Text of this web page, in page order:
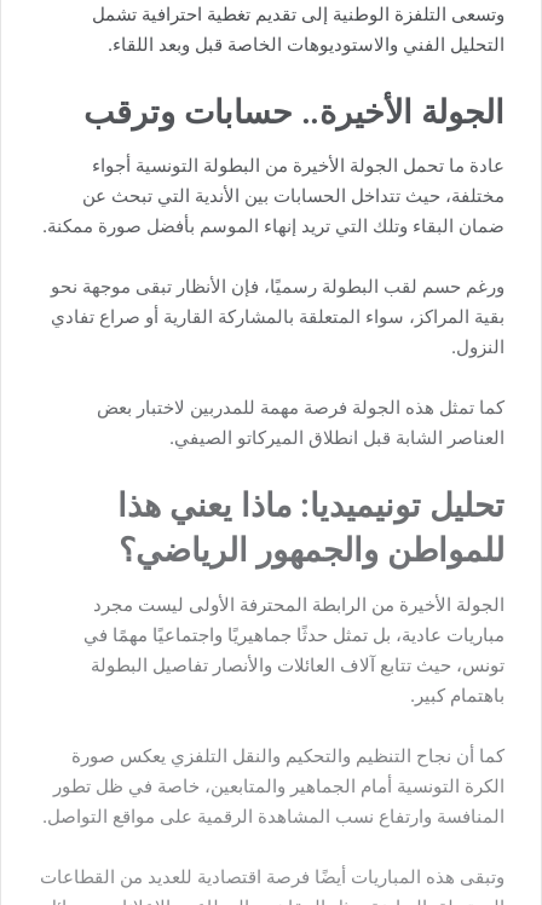
وتسعى التلفزة الوطنية إلى تقديم تغطية احترافية تشمل
التحليل الفني والاستوديوهات الخاصة قبل وبعد اللقاء.
الجولة الأخيرة.. حسابات وترقب
عادة ما تحمل الجولة الأخيرة من البطولة التونسية أجواء
مختلفة، حيث تتداخل الحسابات بين الأندية التي تبحث عن
ضمان البقاء وتلك التي تريد إنهاء الموسم بأفضل صورة ممكنة.
ورغم حسم لقب البطولة رسميًا، فإن الأنظار تبقى موجهة نحو
بقية المراكز، سواء المتعلقة بالمشاركة القارية أو صراع تفادي
النزول.
كما تمثل هذه الجولة فرصة مهمة للمدربين لاختبار بعض
العناصر الشابة قبل انطلاق الميركاتو الصيفي.
تحليل تونيميديا: ماذا يعني هذا
للمواطن والجمهور الرياضي؟
الجولة الأخيرة من الرابطة المحترفة الأولى ليست مجرد
مباريات عادية، بل تمثل حدثًا جماهيريًا واجتماعيًا مهمًا في
تونس، حيث تتابع آلاف العائلات والأنصار تفاصيل البطولة
باهتمام كبير.
كما أن نجاح التنظيم والتحكيم والنقل التلفزي يعكس صورة
الكرة التونسية أمام الجماهير والمتابعين، خاصة في ظل تطور
المنافسة وارتفاع نسب المشاهدة الرقمية على مواقع التواصل.
وتبقى هذه المباريات أيضًا فرصة اقتصادية للعديد من القطاعات